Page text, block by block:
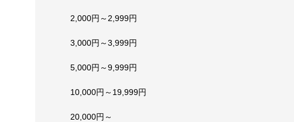
2,000円～2,999円
3,000円～3,999円
5,000円～9,999円
10,000円～19,999円
20,000円～